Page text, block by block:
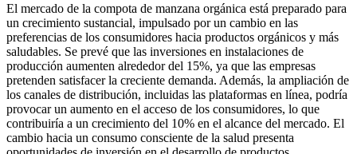
El mercado de la compota de manzana orgánica está preparado para
un crecimiento sustancial, impulsado por un cambio en las
preferencias de los consumidores hacia productos orgánicos y más
saludables. Se prevé que las inversiones en instalaciones de
producción aumenten alrededor del 15%, ya que las empresas
pretenden satisfacer la creciente demanda. Además, la ampliación de
los canales de distribución, incluidas las plataformas en línea, podría
provocar un aumento en el acceso de los consumidores, lo que
contribuiría a un crecimiento del 10% en el alcance del mercado. El
cambio hacia un consumo consciente de la salud presenta